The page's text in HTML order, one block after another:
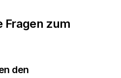
Fragen zum
den